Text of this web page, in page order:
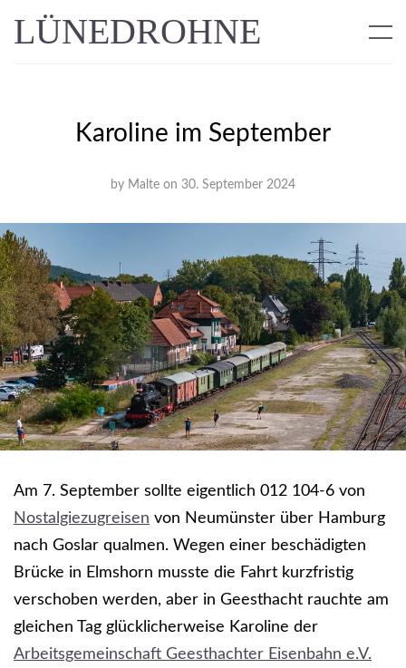
LÜNEDROHNE
Karoline im September
by Malte on 30. September 2024
Am 7. September sollte eigentlich 012 104-6 von
Nostalgiezugreisen von Neumünster über Hamburg
nach Goslar qualmen. Wegen einer beschädigten
Brücke in Elmshorn musste die Fahrt kurzfristig
verschoben werden, aber in Geesthacht rauchte am
gleichen Tag glücklicherweise Karoline der
Arbeitsgemeinschaft Geesthachter Eisenbahn e.V.